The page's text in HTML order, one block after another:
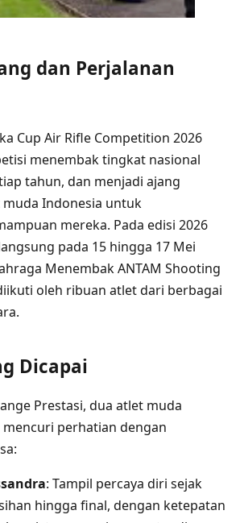
dan Perjalanan
Cup Air Rifle Competition 2026
menembak tingkat nasional
tahun, dan menjadi ajang
Indonesia untuk
mereka. Pada edisi 2026
pada 15 hingga 17 Mei
Menembak ANTAM Shooting
oleh ribuan atlet dari berbagai
Dicapai
Prestasi, dua atlet muda
perhatian dengan
: Tampil percaya diri sejak
hingga final, dengan ketepatan